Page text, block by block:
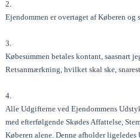
2.
Ejendommen er overtaget af Køberen og
3.
Købesummen betales kontant, saasnart
Retsanmærkning, hvilket skal ske,
4.
Alle Udgifterne ved Ejendommens
med efterfølgende Skødes Affattelse,
Køberen alene. Denne afholder